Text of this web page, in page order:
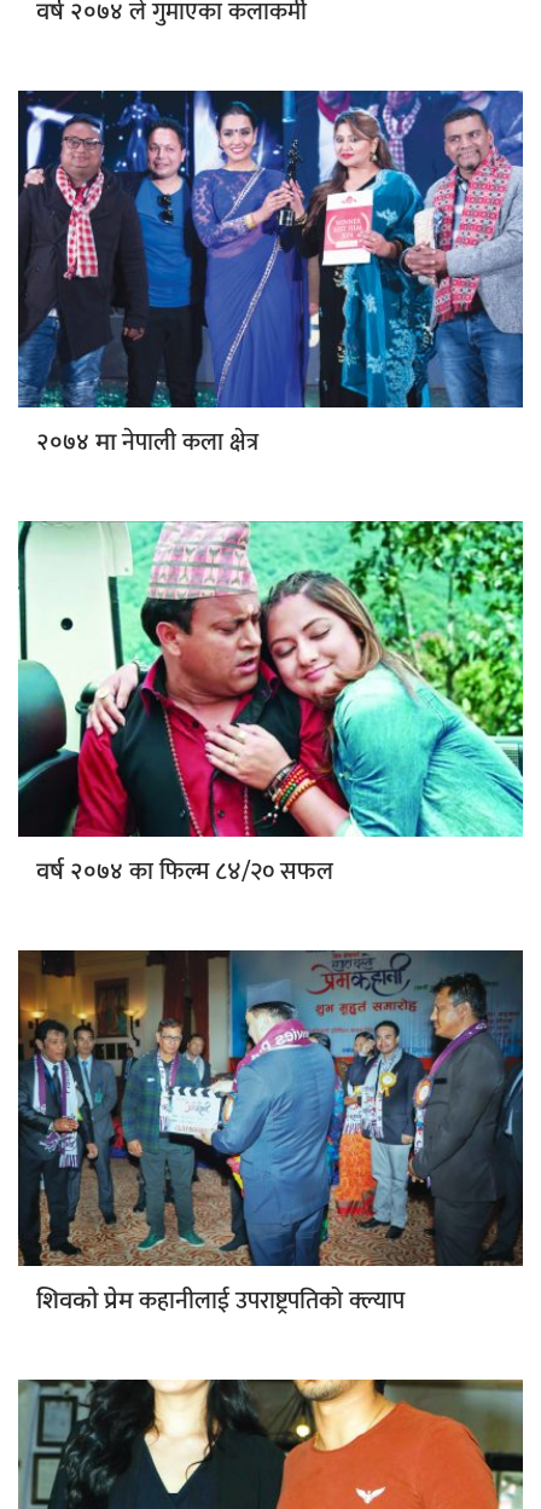
वर्ष २०७४ले गुमाएका कलाकर्मी
२०७४ मानेपाली कला क्षेत्र
वर्ष २०७४का फिल्म ८४/२० सफल
शिवको प्रेमकहानीलाई उपराष्ट्रपतिको क्ल्याप